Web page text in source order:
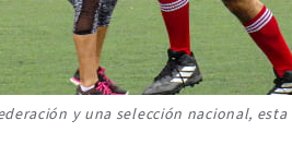
y una selección nacional,